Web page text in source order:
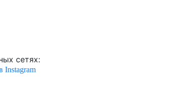
сетях:
Instagram